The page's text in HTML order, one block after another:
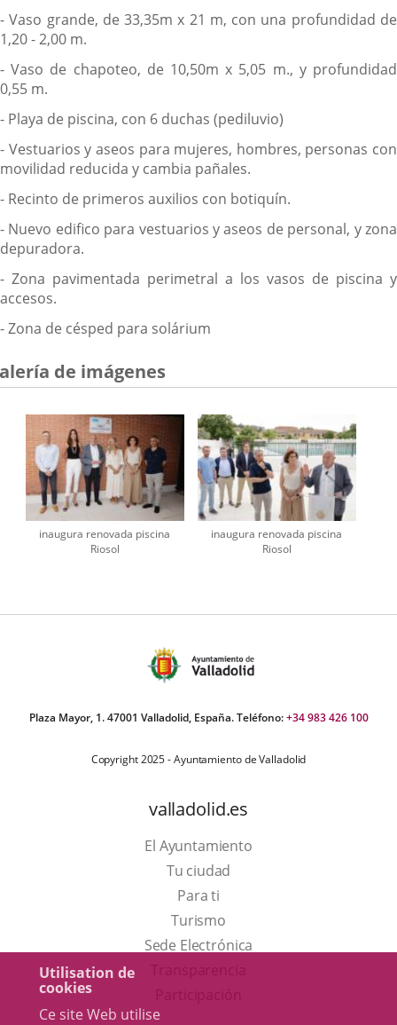
Utilisation de
cookies
Ce site Web utilise
- Vaso grande, de 33,35m x 21 m, con una profundidad de
1,20 - 2,00 m.
- Vaso de chapoteo, de 10,50m x 5,05 m., y profundidad
0,55 m.
- Playa de piscina, con 6 duchas (pediluvio)
- Vestuarios y aseos para mujeres, hombres, personas con
movilidad reducida y cambia pañales.
- Recinto de primeros auxilios con botiquín.
- Nuevo edifico para vestuarios y aseos de personal, y zona
depuradora.
- Zona pavimentada perimetral a los vasos de piscina y
accesos.
- Zona de césped para solárium
de imágenes
inaugura renovada piscina
Riosol
inaugura renovada piscina
Riosol
Plaza Mayor, 1. 47001 Valladolid, España. Teléfono:+34 983 426 100
Copyright 2025 - Ayuntamiento de Valladolid
valladolid.es
El Ayuntamiento
Tu ciudad
Para ti
TurismoEste
enlace
Sede Electrónica